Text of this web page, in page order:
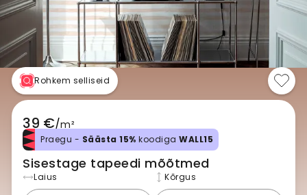
Rohkem selliseid
39 €/m²
Praegu - Säästa 15% koodiga WALL15
Sisestage tapeedi mõõtmed
Laius Kõrgus